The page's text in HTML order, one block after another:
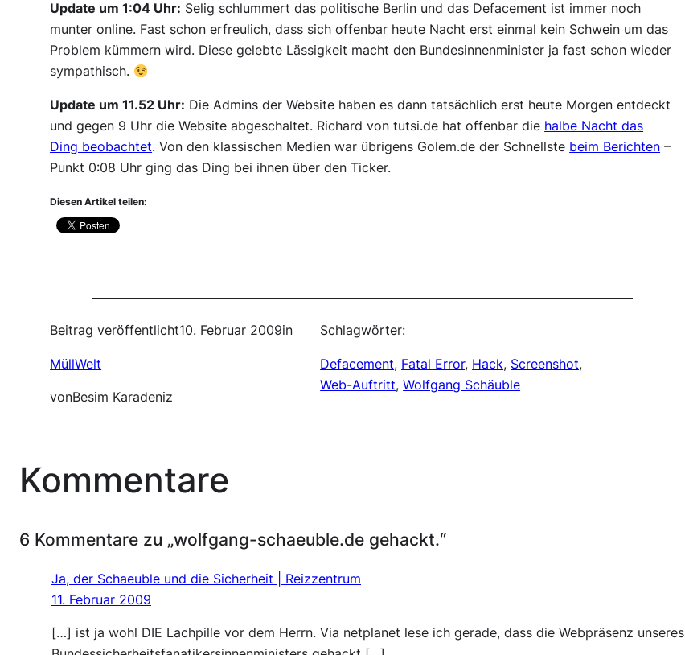
Update um 1:04 Uhr: Selig schlummert das politische Berlin und das Defacement ist immer noch
munter online. Fast schon erfreulich, dass sich offenbar heute Nacht erst einmal kein Schwein um das
Problem kümmern wird. Diese gelebte Lässigkeit macht den Bundesinnenminister ja fast schon wieder
sympathisch.
Update um 11.52 Uhr: Die Admins der Website haben es dann tatsächlich erst heute Morgen entdeckt
und gegen 9 Uhr die Website abgeschaltet. Richard von tutsi.de hat offenbar die halbe Nacht das
Ding beobachtet. Von den klassischen Medien war übrigens Golem.de der Schnellste beim Berichten –
Punkt 0:08 Uhr ging das Ding bei ihnen über den Ticker.
Diesen Artikel teilen:
Beitrag veröffentlicht10. Februar 2009in
MüllWelt
vonBesim Karadeniz
Schlagwörter:
Defacement, Fatal Error, Hack, Screenshot
Web-Auftritt, Wolfgang Schäuble
Kommentare
6 Kommentare zu „wolfgang-schaeuble.de gehackt.“
Ja, der Schaeuble und die Sicherheit | Reizzentrum
11. Februar 2009
[…] ist ja wohl DIE Lachpille vor dem Herrn. Via netplanet lese ich gerade, dass die Webpräsenz unseres